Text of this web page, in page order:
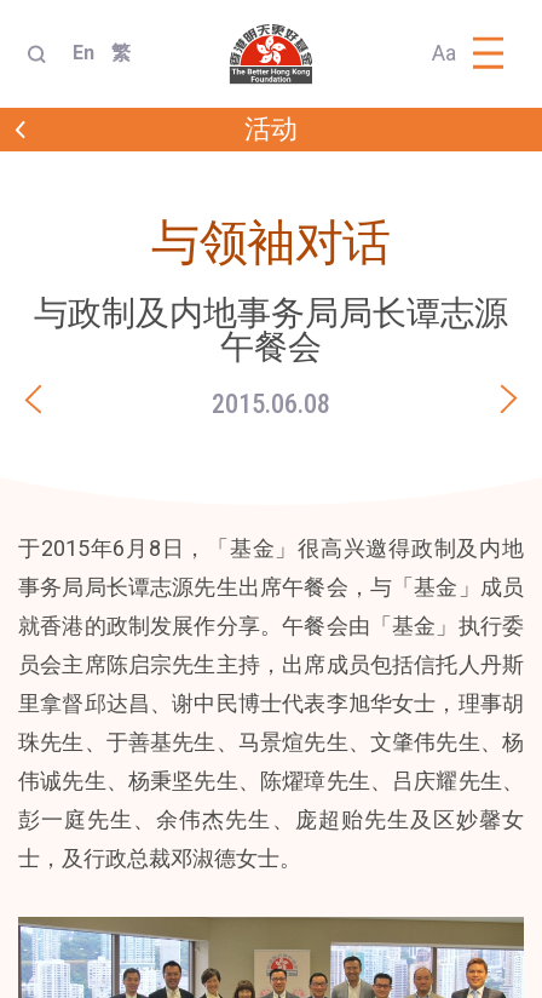
En 繁 Aa
活动
与领袖对话
与政制及内地事务局局长谭志源
午餐会
2015.06.08
于2015年6月8日，「基金」很高兴邀得政制及内地
事务局局长谭志源先生出席午餐会，与「基金」成员
就香港的政制发展作分享。午餐会由「基金」执行委
员会主席陈启宗先生主持，出席成员包括信托人丹斯
里拿督邱达昌、谢中民博士代表李旭华女士，理事胡
珠先生、于善基先生、马景煊先生、文肇伟先生、杨
伟诚先生、杨秉坚先生、陈燿璋先生、吕庆耀先生、
彭一庭先生、余伟杰先生、庞超贻先生及区妙馨女
士，及行政总裁邓淑德女士。